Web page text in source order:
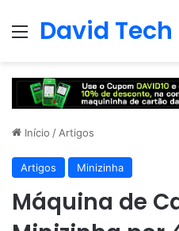
Menu
David Tech
Início / Artigos
Artigos Minizinha
Máquina de